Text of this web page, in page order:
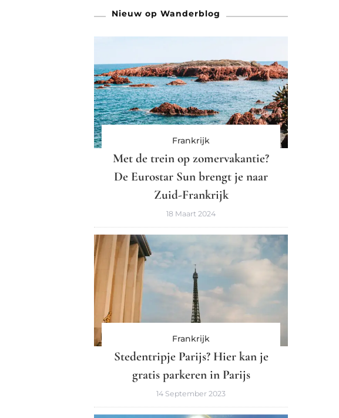
Nieuw op Wanderblog
Frankrijk
Met de trein op zomervakantie?
De Eurostar Sun brengt je naar
Zuid-Frankrijk
18 Maart 2024
Frankrijk
Stedentripje Parijs? Hier kan je
gratis parkeren in Parijs
14 September 2023